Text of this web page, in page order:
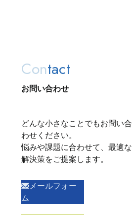
お問い合わせ
Contact
どんな小さなことでもお問い合
わせください。
悩みや課題に合わせて、最適な
解決策をご提案します。
メールフォー
ム